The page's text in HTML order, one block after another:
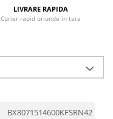
LIVRARE RAPIDA
Curier rapid oriunde in tara
BX8071514600KFSRN42